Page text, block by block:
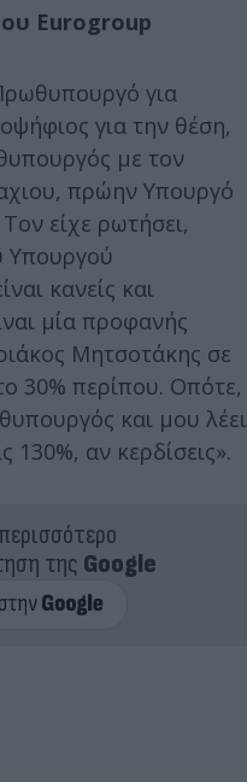
Εurogroup
για
για την θέση,
με τον
πρώην Υπουργό
είχε ρωτήσει,
Υπουργού
κανείς και
μία προφανής
Μητσοτάκης σε
30% περίπου. Οπότε,
και μου λέει
130%, αν κερδίσεις».
της Google